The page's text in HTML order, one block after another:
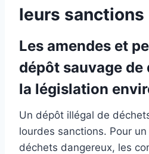
leurs sanctions
Les amendes et
dépôt sauvage de
la législation
Un dépôt illégal de
lourdes sanctions. Pour
déchets dangereux, les